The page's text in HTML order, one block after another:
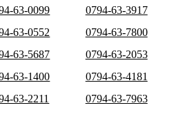
63-0099
0794-63-3917
63-0552
0794-63-7800
63-5687
0794-63-2053
63-1400
0794-63-4181
63-2211
0794-63-7963